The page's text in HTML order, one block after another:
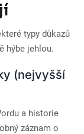
typy důkazů
hýbe jehlou.
(nejvyšší
a historie
záznam o